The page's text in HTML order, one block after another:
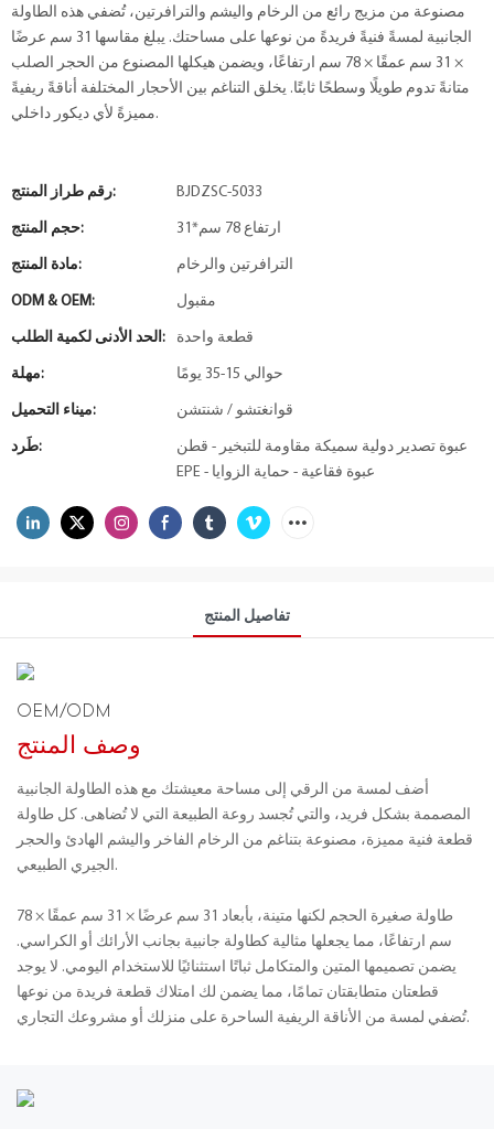
مصنوعة من مزيج رائع من الرخام واليشم والترافرتين، تُضفي هذه الطاولة
الجانبية لمسةً فنيةً فريدةً من نوعها على مساحتك. يبلغ مقاسها 31 سم عرضًا
× 31 سم عمقًا × 78 سم ارتفاعًا، ويضمن هيكلها المصنوع من الحجر الصلب
متانةً تدوم طويلًا وسطحًا ثابتًا. يخلق التناغم بين الأحجار المختلفة أناقةً ريفيةً
مميزةً لأي ديكور داخلي.
رقم طراز المنتج: BJDZSC-5033
حجم المنتج: 31*ارتفاع 78 سم
مادة المنتج: الترافرتين والرخام
ODM & OEM: مقبول
الحد الأدنى لكمية الطلب: قطعة واحدة
مهلة: حوالي 15-35 يومًا
ميناء التحميل: قوانغتشو / شنتشن
طَرد:
عبوة تصدير دولية سميكة مقاومة للتبخير - قطن
EPE - عبوة فقاعية - حماية الزوايا
تفاصيل المنتج
OEM/ODM
وصف المنتج
أضف لمسة من الرقي إلى مساحة معيشتك مع هذه الطاولة الجانبية
المصممة بشكل فريد، والتي تُجسد روعة الطبيعة التي لا تُضاهى. كل طاولة
قطعة فنية مميزة، مصنوعة بتناغم من الرخام الفاخر واليشم الهادئ والحجر
الجيري الطبيعي.
طاولة صغيرة الحجم لكنها متينة، بأبعاد 31 سم عرضًا × 31 سم عمقًا × 78
سم ارتفاعًا، مما يجعلها مثالية كطاولة جانبية بجانب الأرائك أو الكراسي.
يضمن تصميمها المتين والمتكامل ثباتًا استثنائيًا للاستخدام اليومي. لا يوجد
قطعتان متطابقتان تمامًا، مما يضمن لك امتلاك قطعة فريدة من نوعها
تُضفي لمسة من الأناقة الريفية الساحرة على منزلك أو مشروعك التجاري.